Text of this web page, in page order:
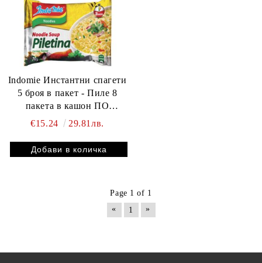
Indomie Инстантни спагети
5 броя в пакет - Пиле 8
пакета в кашон ПО
ЗАЯВКА
€15.24 29.81лв.
Page 1 of 1
«
1 »